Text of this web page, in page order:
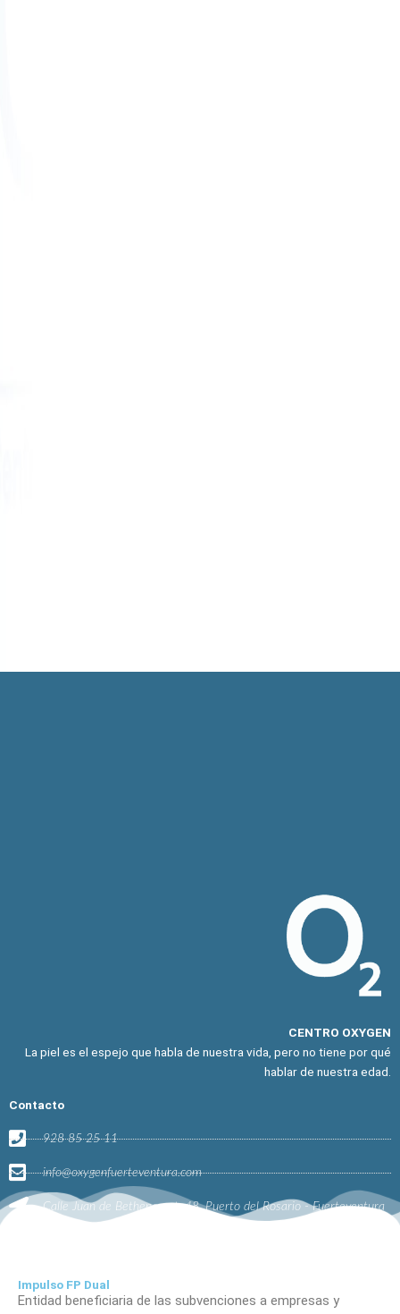
CENTRO OXYGEN
La piel es el espejo que habla de nuestra vida, pero no tiene por qué
hablar de nuestra edad.
Contacto
928 85 25 11
info@oxygenfuerteventura.com
Calle Juan de Bethencourt, 48, Puerto del Rosario - Fuerteventura
Impulso FP Dual
Entidad beneficiaria de las subvenciones a empresas y